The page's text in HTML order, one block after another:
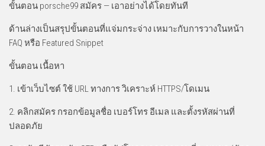
ขั้นตอน porsche99 สมัคร — เอาอย่างได้โดยทันที
ด้านล่างเป็นสรุปขั้นตอนที่แจ่มกระจ่าง เหมาะกับการวางในหน้า
FAQ หรือ Featured Snippet
ขั้นตอน เนื้อหา
1. เข้าเว็บไซต์ ใช้ URL ทางการ วิเคราะห์ HTTPS/โดเมน
2. คลิกสมัคร กรอกข้อมูลชื่อ เบอร์โทร อีเมล และตั้งรหัสผ่านที่
ปลอดภัย